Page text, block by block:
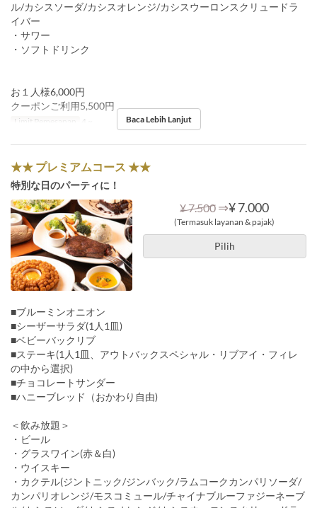
ル/カシスソーダ/カシスオレンジ/カシスウーロンスクリュードラ
イバー
・サワー
・ソフトドリンク
お１人様6,000円
クーポンご利用5,500円
Limit Pemesanan 4 ~ Baca Lebih Lanjut
★★ プレミアムコース ★★
特別な日のパーティに！
¥ 7.500 ⇒¥ 7.000
(Termasuk layanan & pajak)
Pilih
■ブルーミンオニオン
■シーザーサラダ(1人1皿)
■ベビーバックリブ
■ステーキ(1人1皿、アウトバックスペシャル・リブアイ・フィレ
の中から選択)
■チョコレートサンダー
■ハニーブレッド（おかわり自由)
＜飲み放題＞
・ビール
・グラスワイン(赤＆白)
・ウイスキー
・カクテル(ジントニック/ジンバック/ラムコークカンパリソーダ/
カンパリオレンジ/モスコミュール/チャイナブルーファジーネーブ